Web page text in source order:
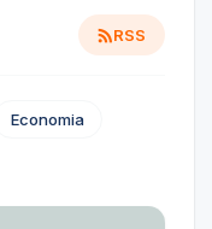
RSS
Economia